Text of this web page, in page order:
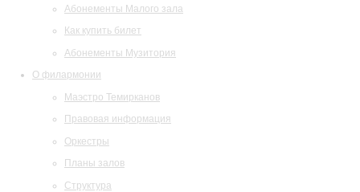
Абонементы Малого зала
Как купить билет
Абонементы Музитория
О филармонии
Маэстро Темирканов
Правовая информация
Оркестры
Планы залов
Структура